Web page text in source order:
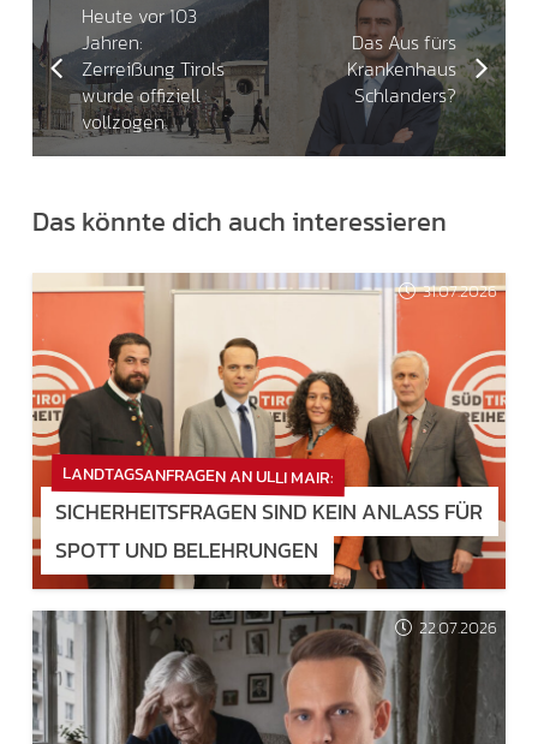
Heute vor 103
Jahren:
Zerreißung Tirols
wurde offiziell
vollzogen.
Das Aus fürs
Krankenhaus
Schlanders?
Das könnte dich auch interessieren
31.07.2026
LANDTAGSANFRAGEN AN ULLI MAIR:
SICHERHEITSFRAGEN SIND KEIN ANLASS FÜR
SPOTT UND BELEHRUNGEN
22.07.2026